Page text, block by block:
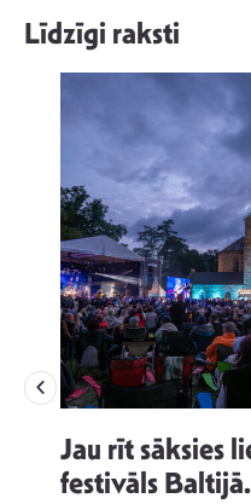
Līdzīgi raksti
Jau rīt sāksies
festivāls Baltijā.